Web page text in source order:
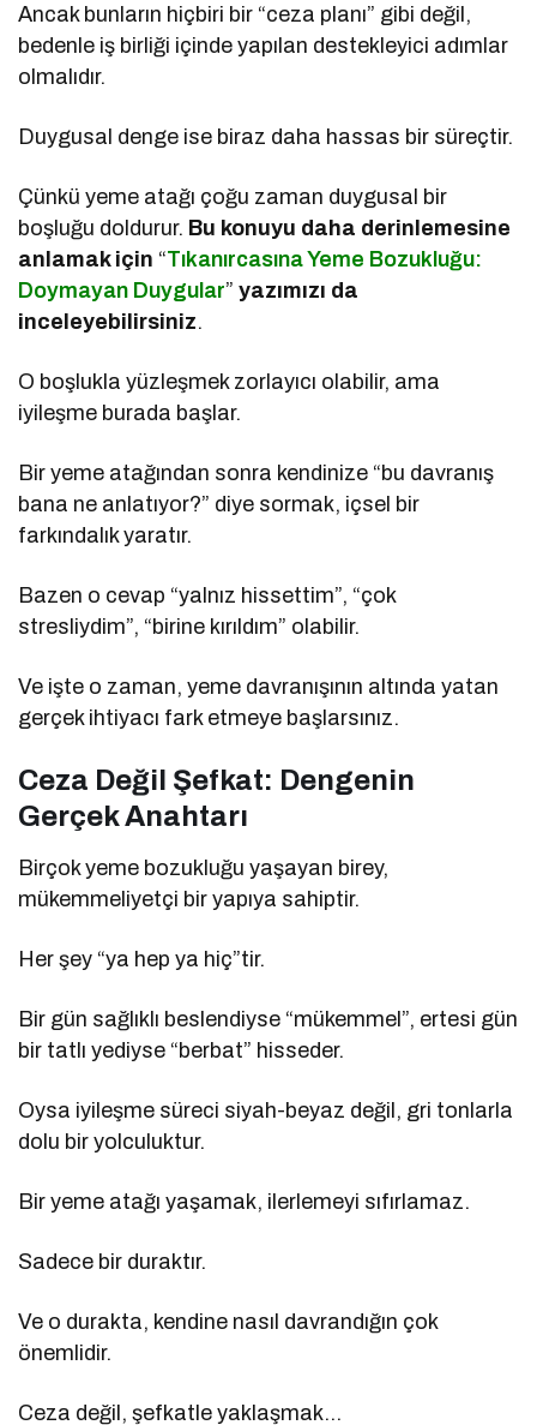
Ancak bunların hiçbiri bir “ceza planı” gibi değil,
bedenle iş birliği içinde yapılan destekleyici adımlar
olmalıdır.
Duygusal denge ise biraz daha hassas bir süreçtir.
Çünkü yeme atağı çoğu zaman duygusal bir
boşluğu doldurur. Bu konuyu daha derinlemesine
anlamak için “Tıkanırcasına Yeme Bozukluğu:
Doymayan Duygular”yazımızı da
inceleyebilirsiniz.
O boşlukla yüzleşmek zorlayıcı olabilir, ama
iyileşme burada başlar.
Bir yeme atağından sonra kendinize “bu davranış
bana ne anlatıyor?” diye sormak, içsel bir
farkındalık yaratır.
Bazen o cevap “yalnız hissettim”, “çok
stresliydim”, “birine kırıldım” olabilir.
Ve işte o zaman, yeme davranışının altında yatan
gerçek ihtiyacı fark etmeye başlarsınız.
Ceza Değil Şefkat: Dengenin
Gerçek Anahtarı
Birçok yeme bozukluğu yaşayan birey,
mükemmeliyetçi bir yapıya sahiptir.
Her şey “ya hep ya hiç”tir.
Bir gün sağlıklı beslendiyse “mükemmel”, ertesi gün
bir tatlı yediyse “berbat” hisseder.
Oysa iyileşme süreci siyah-beyaz değil, gri tonlarla
dolu bir yolculuktur.
Bir yeme atağı yaşamak, ilerlemeyi sıfırlamaz.
Sadece bir duraktır.
Ve o durakta, kendine nasıl davrandığın çok
önemlidir.
Ceza değil, şefkatle yaklaşmak…